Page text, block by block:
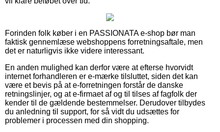
Forinden folk køber i en PASSIONATA e-shop bør man
faktisk gennemlæse webshoppens forretningsaftale, men
det er naturligvis ikke videre interessant.
En anden mulighed kan derfor være at efterse hvorvidt
internet forhandleren er e-mærke tilsluttet, siden det kan
være et bevis på at e-forretningen forstår de danske
retningslinjer, og at e-firmaet af og til tilses af fagfolk der
kender til de gældende bestemmelser. Derudover tilbydes
du anledning til support, for så vidt du udsættes for
problemer i processen med din shopping.